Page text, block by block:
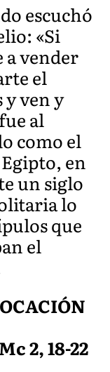
escuchó
«Si
a vender
el
ven y
al
como el
en
un siglo
lo
que
el
2, 18-22